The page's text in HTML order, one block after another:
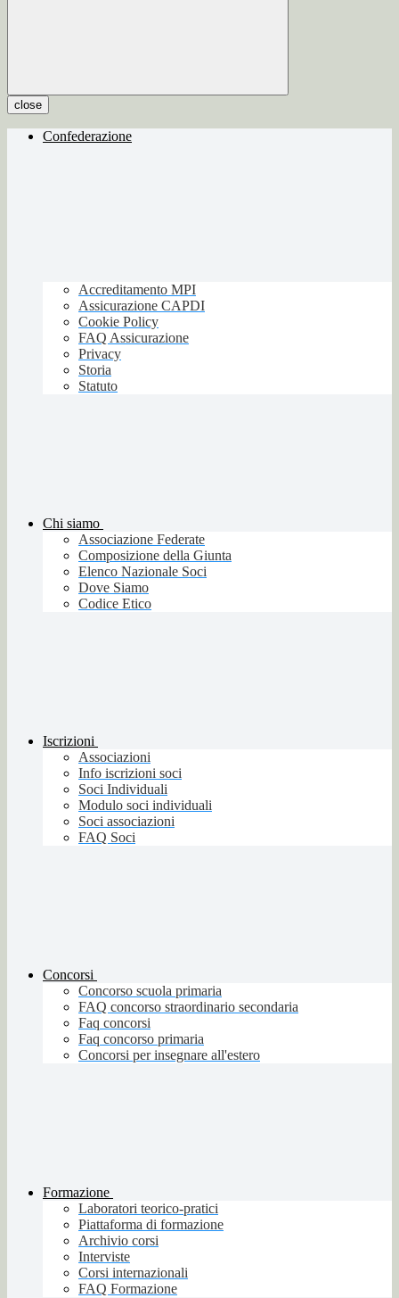
close
Confederazione
Accreditamento MPI
Assicurazione CAPDI
Cookie Policy
FAQ Assicurazione
Privacy
Storia
Statuto
Chi siamo
Associazione Federate
Composizione della Giunta
Elenco Nazionale Soci
Dove Siamo
Codice Etico
Iscrizioni
Associazioni
Info iscrizioni soci
Soci Individuali
Modulo soci individuali
Soci associazioni
FAQ Soci
Concorsi
Concorso scuola primaria
FAQ concorso straordinario secondaria
Faq concorsi
Faq concorso primaria
Concorsi per insegnare all'estero
Formazione
Laboratori teorico-pratici
Piattaforma di formazione
Archivio corsi
Interviste
Corsi internazionali
FAQ Formazione